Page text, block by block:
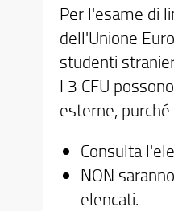
Per l'esame di
dell'Unione
studenti
I 3 CFU
esterne,
Consulta
NON
elencati.